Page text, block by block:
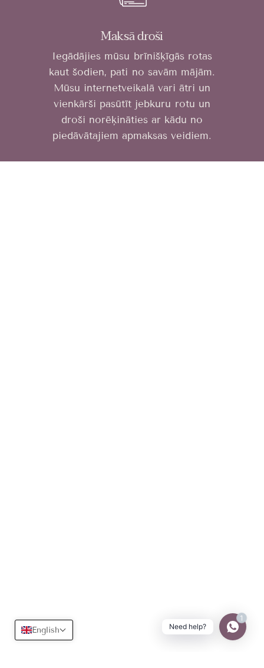
Maksā droši
Iegādājies mūsu brīnišķīgās rotas
kaut šodien, pati no savām mājām.
Mūsu internetveikalā vari ātri un
vienkārši pasūtīt jebkuru rotu un
droši norēķināties ar kādu no
piedāvātajiem apmaksas veidiem.
Need help?
1
English